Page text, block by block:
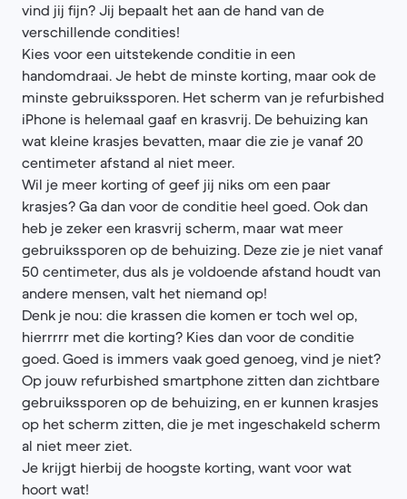
vind jij fijn? Jij bepaalt het aan de hand van de
verschillende condities!
Kies voor een uitstekende conditie in een
handomdraai. Je hebt de minste korting, maar ook de
minste gebruikssporen. Het scherm van je refurbished
iPhone is helemaal gaaf en krasvrij. De behuizing kan
wat kleine krasjes bevatten, maar die zie je vanaf 20
centimeter afstand al niet meer.
Wil je meer korting of geef jij niks om een paar
krasjes? Ga dan voor de conditie heel goed. Ook dan
heb je zeker een krasvrij scherm, maar wat meer
gebruikssporen op de behuizing. Deze zie je niet vanaf
50 centimeter, dus als je voldoende afstand houdt van
andere mensen, valt het niemand op!
Denk je nou: die krassen die komen er toch wel op,
hierrrrr met die korting? Kies dan voor de conditie
goed. Goed is immers vaak goed genoeg, vind je niet?
Op jouw refurbished smartphone zitten dan zichtbare
gebruikssporen op de behuizing, en er kunnen krasjes
op het scherm zitten, die je met ingeschakeld scherm
al niet meer ziet.
Je krijgt hierbij de hoogste korting, want voor wat
hoort wat!